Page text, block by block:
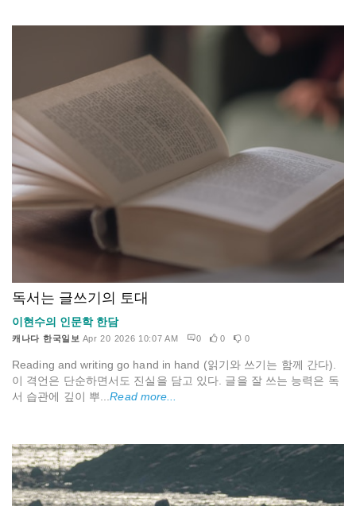
독서는 글쓰기의 토대
이현수의 인문학 한담
캐나다 한국일보 Apr 20 2026 10:07 AM 0 0 0
Reading and writing go hand in hand (읽기와 쓰기는 함께 간다).
이 격언은 단순하면서도 진실을 담고 있다. 글을 잘 쓰는 능력은 독
서 습관에 깊이 뿌...Read more...